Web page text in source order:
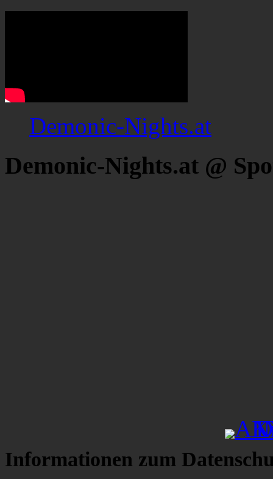
Demonic-Nights.at
Demonic-Nights.at @
Informationen zum